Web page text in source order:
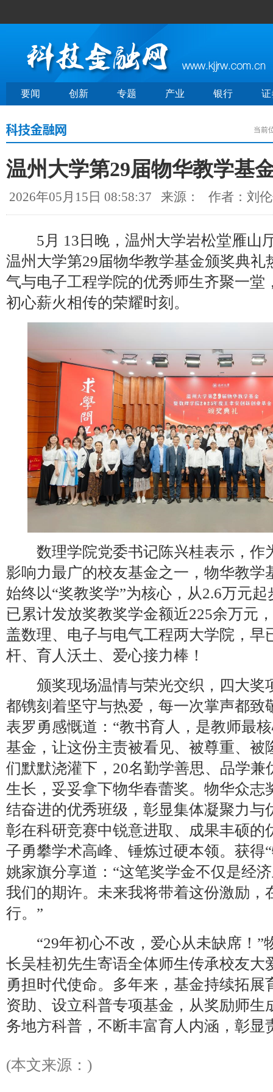
要闻 创新 专题 产业 银行 证
当前
温州大学第29届物华教学基
2026年05月15日 08:58:37 来源： 作者：刘
5月 13日晚，温州大学岩松堂雁山
温州大学第29届物华教学基金颁奖典礼
气与电子工程学院的优秀师生齐聚一堂
初心薪火相传的荣耀时刻。
数理学院党委书记陈兴桂表示，作
影响力最广的校友基金之一，物华教学
始终以“奖教奖学”为核心，从2.6万元
已累计发放奖教奖学金额近225余万元
盖数理、电子与电气工程两大学院，早
杆、育人沃土、爱心接力棒！
颁奖现场温情与荣光交织，四大奖
都镌刻着坚守与热爱，每一次掌声都致
表罗勇感慨道：“教书育人，是教师最
基金，让这份主责被看见、被尊重、被
们默默浇灌下，20名勤学善思、品学兼
生长，妥妥拿下物华春蕾奖。物华众志
结奋进的优秀班级，彰显集体凝聚力与
彰在科研竞赛中锐意进取、成果丰硕的
子勇攀学术高峰、锤炼过硬本领。获得
姚家旗分享道：“这笔奖学金不仅是经
我们的期许。未来我将带着这份激励，
行。”
“29年初心不改，爱心从未缺席！”
长吴桂初先生寄语全体师生传承校友大
勇担时代使命。多年来，基金持续拓展
资助、设立科普专项基金，从奖励师生
务地方科普，不断丰富育人内涵，彰显
(本文来源：)